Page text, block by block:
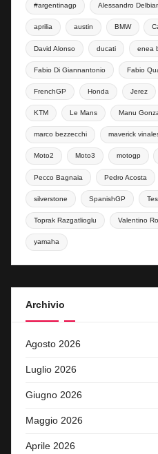
#argentinagp Alessandro
aprilia austin BMW
David Alonso ducati enea
Fabio Di Giannantonio Fabio
FrenchGP Honda Jerez
KTM Le Mans Manu
marco bezzecchi maverick
Moto2 Moto3 motogp
Pecco Bagnaia Pedro Acosta
silverstone SpanishGP
Toprak Razgatlioglu Valentino
yamaha
Archivio
Agosto 2026
Luglio 2026
Giugno 2026
Maggio 2026
Aprile 2026